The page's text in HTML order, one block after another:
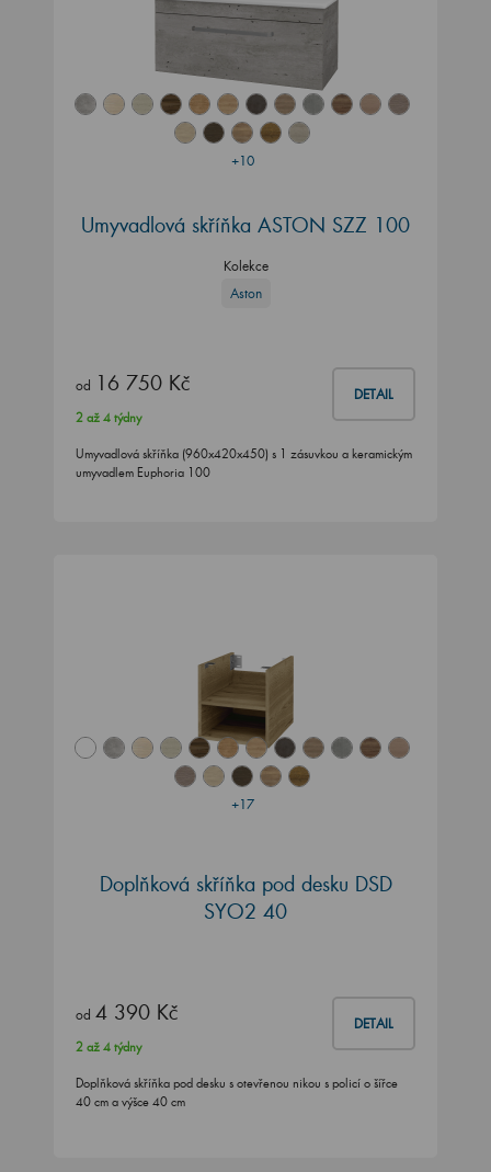
+10
Umyvadlová skříňka ASTON SZZ 100
Kolekce
Aston
od 16 750 Kč DETAIL
2 až 4 týdny
Umyvadlová skříňka (960x420x450) s 1 zásuvkou a keramickým
umyvadlem Euphoria 100
+17
Doplňková skříňka pod desku DSD
SYO2 40
od 4 390 Kč DETAIL
2 až 4 týdny
Doplňková skříňka pod desku s otevřenou nikou s policí o šířce
40 cm a výšce 40 cm